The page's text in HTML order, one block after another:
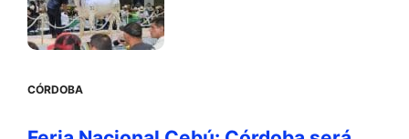
CÓRDOBA